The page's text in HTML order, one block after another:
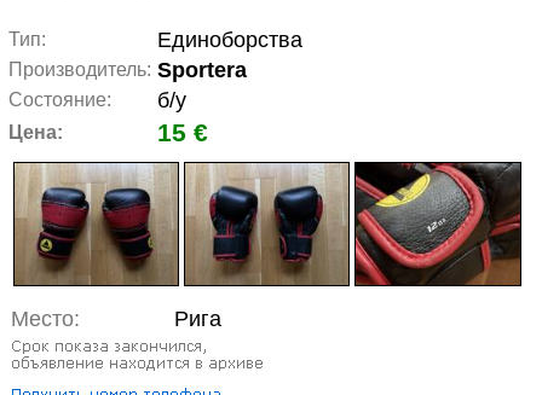
Тип: Единоборства
Производитель: Sportera
Состояние: б/у
Цена: 15 €
Место: Рига